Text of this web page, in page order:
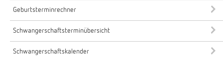
Geburtsterminrechner
Schwangerschaftsterminübersicht
Schwangerschaftskalender